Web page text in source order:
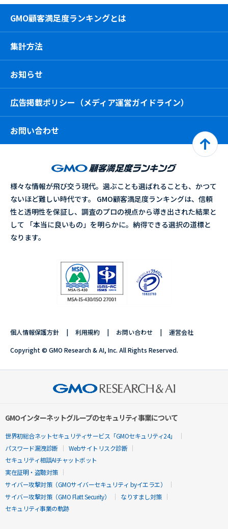
GMO顧客満足度ランキングとは
集計方法
お知らせ
広告掲載ポリシー（メディア運営ガイドライン）
お問い合わせ
様々な情報が飛び交う現代。選ぶことも選ばれることも、かつて
ないほど難しい時代です。 GMO顧客満足度ランキングは、信頼
性と透明性を保証し、調査のプロの視点から導き出された結果と
して 「本当に良いもの」を明らかに。納得できる選択の道標と
なります。
個人情報保護方針 利用規約 お問い合わせ 運営会社
Copyright © GMO Research & AI, Inc. All Rights Reserved.
GMOインターネットグループのセキュリティ事業について
世界初総合ネットセキュリティサービス「GMOセキュリティ24」
パスワード漏洩診断
Webサイトリスク診断
セキュリティ相談AIチャットボット
実在証明・盗聴対策
サイバー攻撃対策（GMOサイバーセキュリティ byイエラエ）
サイバー攻撃対策（GMO Flatt Security）
なりすまし対策
セキュリティ事業の軌跡